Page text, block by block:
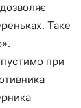
Таке
при